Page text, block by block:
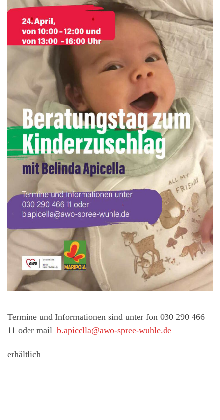
Termine und Informationen sind unter fon 030 290 466
11 oder mail b.apicella@awo-spree-wuhle.de
erhältlich